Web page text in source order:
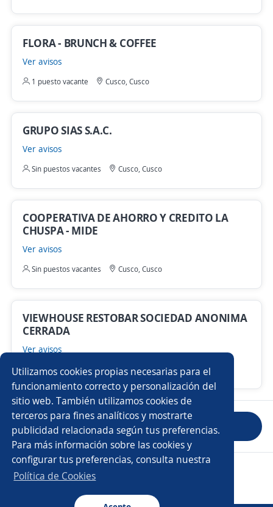
FLORA - BRUNCH & COFFEE
Ver avisos
1 puesto vacante Cusco, Cusco
GRUPO SIAS S.A.C.
Ver avisos
Sin puestos vacantes Cusco, Cusco
COOPERATIVA DE AHORRO Y CREDITO LA
CHUSPA - MIDE
Ver avisos
Sin puestos vacantes Cusco, Cusco
VIEWHOUSE RESTOBAR SOCIEDAD ANONIMA
CERRADA
Ver avisos
1 puesto vacante Cusco, Cusco
Anterior Siguiente
Copyright 2014 - 2026 DGNET LTD.
Aviso legal
Utilizamos cookies propias necesarias para el
funcionamiento correcto y personalización del
sitio web. También utilizamos cookies de
terceros para fines analíticos y mostrarte
publicidad relacionada según tus preferencias.
Para más información sobre las cookies y
configurar tus preferencias, consulta nuestra
Política de Cookies